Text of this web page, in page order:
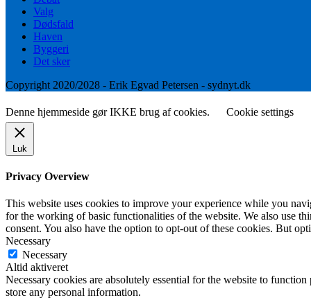
Valg
Dødsfald
Haven
Byggeri
Det sker
Copyright 2020/2028 - Erik Egvad Petersen - sydnyt.dk
Denne hjemmeside gør IKKE brug af cookies. Cookie settings
Luk
Privacy Overview
This website uses cookies to improve your experience while you
for the working of basic functionalities of the website. We also use
consent. You also have the option to opt-out of these cookies. But
Necessary
Necessary
Altid aktiveret
Necessary cookies are absolutely essential for the website to
store any personal information.